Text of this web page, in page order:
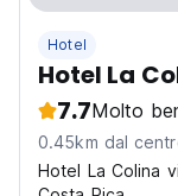
Hotel
Hotel La
7.7Molto
0.45km dal
Hotel La Colina